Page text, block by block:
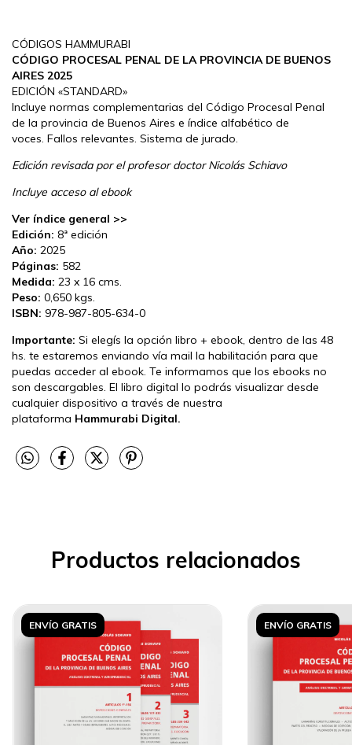
CÓDIGOS HAMMURABI
CÓDIGO PROCESAL PENAL DE LA PROVINCIA DE BUENOS
AIRES 2025
EDICIÓN «STANDARD»
Incluye normas complementarias del Código Procesal Penal
de la provincia de Buenos Aires e índice alfabético de
voces. Fallos relevantes. Sistema de jurado.
Edición revisada por el profesor doctor Nicolás Schiavo
Incluye acceso al ebook
Ver índice general >>
Edición: 8ª edición
Año: 2025
Páginas: 582
Medida: 23 x 16 cms.
Peso: 0,650 kgs.
ISBN: 978-987-805-634-0
Importante: Si elegís la opción libro + ebook, dentro de las 48
hs. te estaremos enviando vía mail la habilitación para que
puedas acceder al ebook. Te informamos que los ebooks no
son descargables. El libro digital lo podrás visualizar desde
cualquier dispositivo a través de nuestra
plataforma Hammurabi Digital.
Productos relacionados
ENVÍO GRATIS ENVÍO GRATIS